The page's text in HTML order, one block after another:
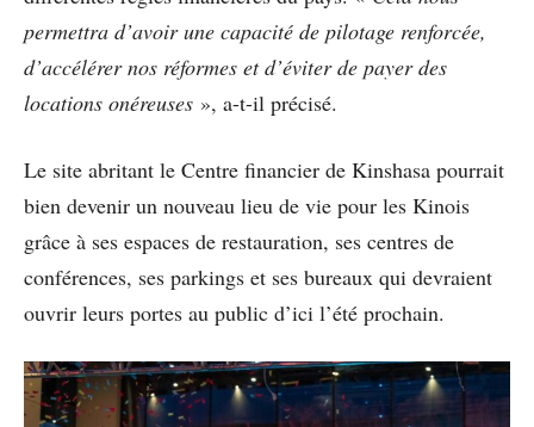
permettra d’avoir une capacité de pilotage renforcée,
d’accélérer nos réformes et d’éviter de payer des
locations onéreuses », a-t-il précisé.
Le site abritant le Centre financier de Kinshasa pourrait
bien devenir un nouveau lieu de vie pour les Kinois
grâce à ses espaces de restauration, ses centres de
conférences, ses parkings et ses bureaux qui devraient
ouvrir leurs portes au public d’ici l’été prochain.